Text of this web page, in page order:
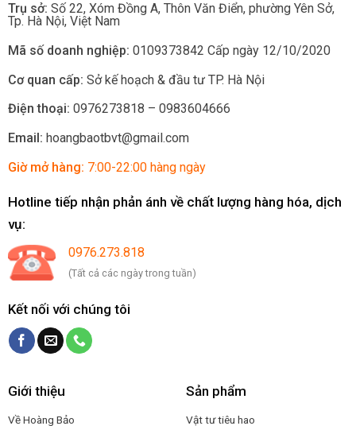
Trụ sở: Số 22, Xóm Đồng A, Thôn Văn Điển, phường Yên Sở,
Tp. Hà Nội, Việt Nam
Mã số doanh nghiệp: 0109373842 Cấp ngày 12/10/2020
Cơ quan cấp: Sở kế hoạch & đầu tư TP. Hà Nội
Điện thoại: 0976273818 – 0983604666
Email: hoangbaotbvt@gmail.com
Giờ mở hàng: 7:00-22:00 hàng ngày
Hotline tiếp nhận phản ánh về chất lượng hàng hóa, dịch
vụ:
0976.273.818
(Tất cả các ngày trong tuần)
Kết nối với chúng tôi
Giới thiệu
Về Hoàng Bảo
Sản phẩm
Vật tư tiêu hao